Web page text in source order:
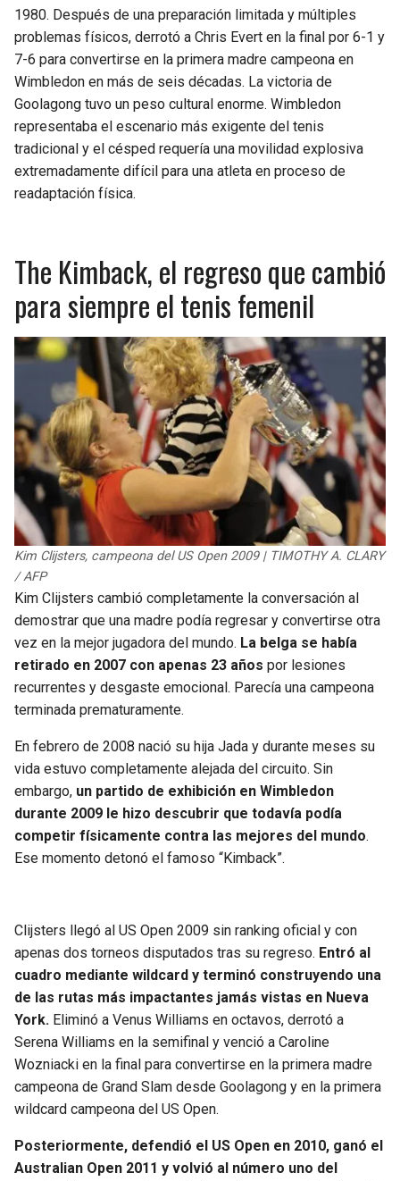
1980. Después de una preparación limitada y múltiples
problemas físicos, derrotó a Chris Evert en la final por 6-1 y
7-6 para convertirse en la primera madre campeona en
Wimbledon en más de seis décadas. La victoria de
Goolagong tuvo un peso cultural enorme. Wimbledon
representaba el escenario más exigente del tenis
tradicional y el césped requería una movilidad explosiva
extremadamente difícil para una atleta en proceso de
readaptación física.
The Kimback, el regreso que cambió
para siempre el tenis femenil
Kim Clijsters, campeona del US Open 2009 | TIMOTHY A. CLARY
/ AFP
Kim Clijsters cambió completamente la conversación al
demostrar que una madre podía regresar y convertirse otra
vez en la mejor jugadora del mundo. La belga se había
retirado en 2007 con apenas 23 años por lesiones
recurrentes y desgaste emocional. Parecía una campeona
terminada prematuramente.
En febrero de 2008 nació su hija Jada y durante meses su
vida estuvo completamente alejada del circuito. Sin
embargo, un partido de exhibición en Wimbledon
durante 2009 le hizo descubrir que todavía podía
competir físicamente contra las mejores del mundo.
Ese momento detonó el famoso “Kimback”.
Clijsters llegó al US Open 2009 sin ranking oficial y con
apenas dos torneos disputados tras su regreso. Entró al
cuadro mediante wildcard y terminó construyendo una
de las rutas más impactantes jamás vistas en Nueva
York. Eliminó a Venus Williams en octavos, derrotó a
Serena Williams en la semifinal y venció a Caroline
Wozniacki en la final para convertirse en la primera madre
campeona de Grand Slam desde Goolagong y en la primera
wildcard campeona del US Open.
Posteriormente, defendió el US Open en 2010, ganó el
Australian Open 2011 y volvió al número uno del